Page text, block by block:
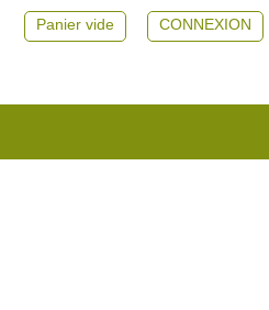
CONNEXION
Panier vide